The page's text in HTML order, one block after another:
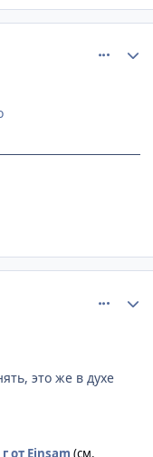
это же в духе
от Einsam (см.